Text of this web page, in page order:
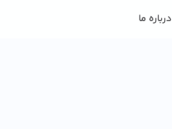
درباره ما